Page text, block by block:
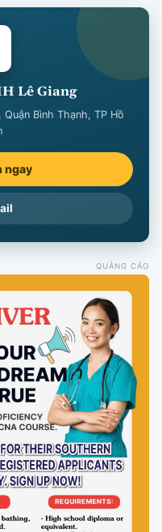
Lê Giang
Bình Thạnh, TP Hồ
ngay
QUẢNG CÁO